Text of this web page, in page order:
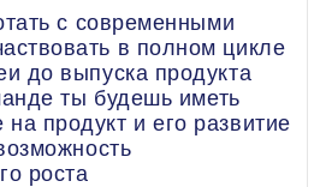
с современными
в полном цикле
до выпуска продукта
ты будешь иметь
продукт и его развитие
роста